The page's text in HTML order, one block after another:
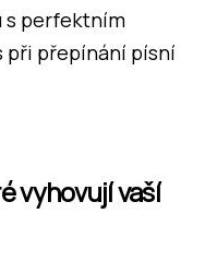
s perfektním
při přepínání písní
vyhovují vaší